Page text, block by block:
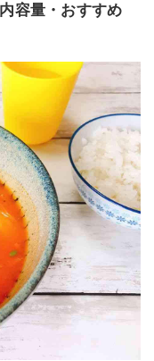
容量・おすすめ